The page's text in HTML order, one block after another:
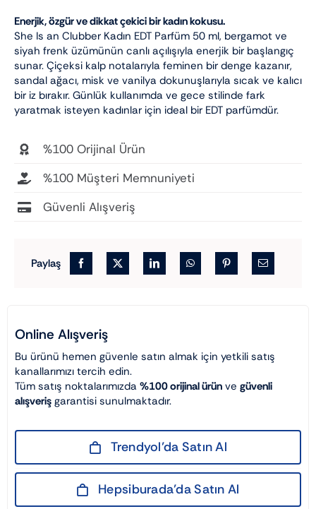
Enerjik, özgür ve dikkat çekici bir kadın kokusu.
She Is an Clubber Kadın EDT Parfüm 50 ml, bergamot ve
siyah frenk üzümünün canlı açılışıyla enerjik bir başlangıç
sunar. Çiçeksi kalp notalarıyla feminen bir denge kazanır,
sandal ağacı, misk ve vanilya dokunuşlarıyla sıcak ve kalıcı
bir iz bırakır. Günlük kullanımda ve gece stilinde fark
yaratmak isteyen kadınlar için ideal bir EDT parfümdür.
%100 Orijinal Ürün
%100 Müşteri Memnuniyeti
Güvenli Alışveriş
Paylaş
Online Alışveriş
Bu ürünü hemen güvenle satın almak için yetkili satış
kanallarımızı tercih edin.
Tüm satış noktalarımızda %100 orijinal ürün ve güvenli
alışveriş garantisi sunulmaktadır.
Trendyol’da Satın Al
Hepsiburada’da Satın Al